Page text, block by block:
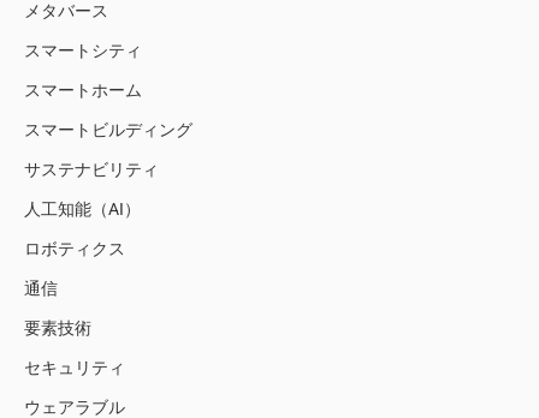
メタバース
スマートシティ
スマートホーム
スマートビルディング
サステナビリティ
人工知能（AI）
ロボティクス
通信
要素技術
セキュリティ
ウェアラブル